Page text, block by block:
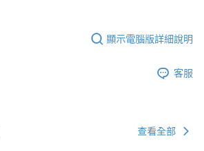
顯示電腦版詳細說明
客服
查看全部